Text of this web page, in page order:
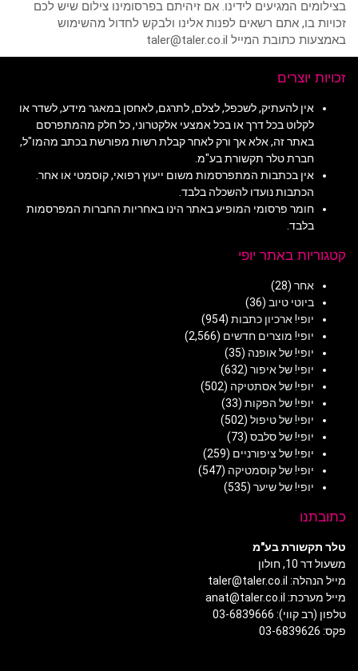
בצילומים המגיעים לידינו. אם זיהיתם בפרסומינו צילום שיש לכם
זכויות בו, אתם רשאים לפנות אלינו ולבקש לחדול מהשימוש
באמצעות כתובת המייל taler@taler.co.il
זכויות יוצרים
אין להעתיק, לשכפל, לצלם, לתרגם, לאחסן במאגר מידע, לשדר או
לקלוט בכל דרך או בכל אמצעי אלקטרוני, כל חלק מהמתפרסם
באתר זה, אלא אך ורק לאחר קבלת רשות מפורשת בכתב מהמו"ל,
חברת טלר תקשורת בע"מ.
אין בכתבות המתפרסמות משום ייעוץ רפואי, קוסמטי או אחר.
הכתבות נועדו להשכלה בלבד.
חומר פרסומי המופיע באתר הינו באחריות החברות המפרסמות
בלבד.
קטגוריות באתר יופי
אחר (28)
ביוטי טיוב (36)
יופי! ארכיון כתבות (954)
יופי! מוצרים חדשים (2,566)
יופי! של אופנה (35)
יופי! של איפור (632)
יופי! של אסתטיקה (502)
יופי! של הפקות (33)
יופי! של טיפול (502)
יופי! של סלבס (73)
יופי! של ציפורניים (259)
יופי! של קוסמטיקה (547)
יופי! של שיער (535)
כתובתנו
טלר תקשורת בע"מ
משעול דר 10, חולון
מייל הנהלה: taler@taler.co.il
מייל מערכת: anat@taler.co.il
טלפון (רב קווי): 03-6839666
פקס: 03-6839626